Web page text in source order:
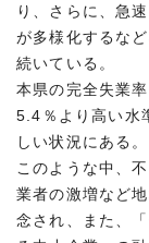
り、さらに、急
が多様化するな
続いている。
本県の完全失業
5.4％より高い水
しい状況にある。
このような中、
業者の激増など
念され、また、